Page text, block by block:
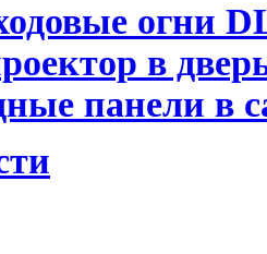
огни
в
панели в